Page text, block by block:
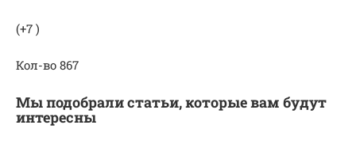
(+7 )
Кол-во 867
Мы подобрали статьи, которые вам будут
интересны